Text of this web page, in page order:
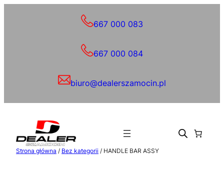
667 000 083
667 000 084
biuro@dealerszamocin.pl
Strona główna / Bez kategorii / HANDLE BAR ASSY